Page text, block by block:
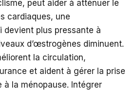
peut aider à atténuer le
cardiaques, une
devient plus pressante à
d’œstrogènes diminuent.
la circulation,
et aident à gérer la prise
à la ménopause. Intégrer